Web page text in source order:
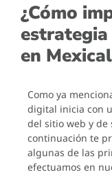
¿Cómo
estrategia
en
Como ya
digital inicia con
del sitio web y de
continuación te
algunas de las
efectuamos en